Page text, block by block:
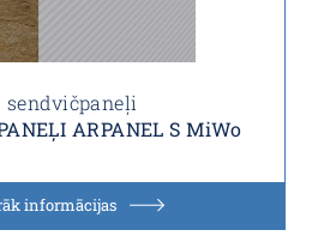
sendvičpaneļi
ARPANEL S MiWo
informācijas